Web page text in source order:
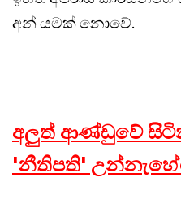
අන් යමක් නොවේ.
අලුත් ආණ්ඩුවේ
'නීතිපති'